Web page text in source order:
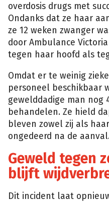
overdosis drugs met
Ondanks dat ze haar
ze 12 weken zwanger
door Ambulance
tegen haar hoofd als
Omdat er te weinig
personeel beschikbaar
gewelddadige man nog
behandelen. Ze hield
bleven zowel zij als
ongedeerd na de
Geweld tegen
blijft
Dit incident laat